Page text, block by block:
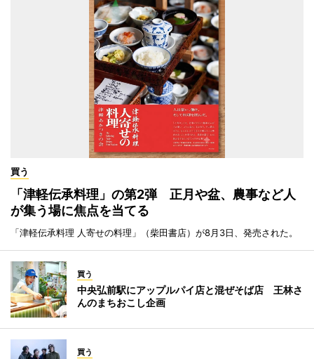
買う
「津軽伝承料理」の第2弾 正月や盆、農事など人
が集う場に焦点を当てる
「津軽伝承料理 人寄せの料理」（柴田書店）が8月3日、発売された。
買う
中央弘前駅にアップルパイ店と混ぜそば店 王林さ
んのまちおこし企画
買う